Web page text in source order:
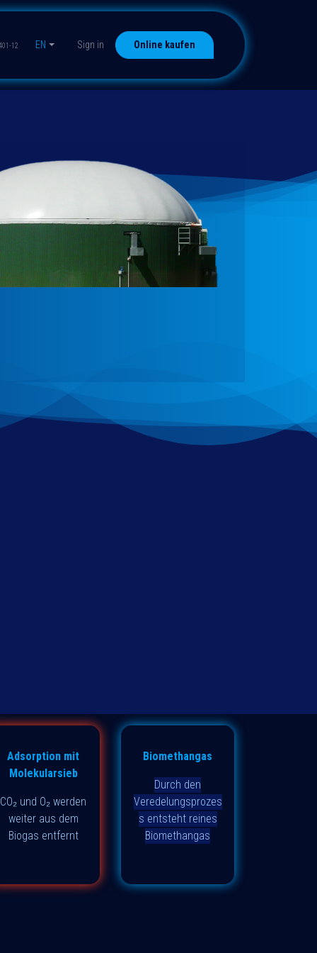
12 EN Sign in Online kaufen
Adsorption mit
Molekularsieb
CO₂ und O₂ werden
weiter aus dem
Biogas entfernt
Biomethangas
Durch den
Veredelungsprozes
s entsteht reines
Biomethangas